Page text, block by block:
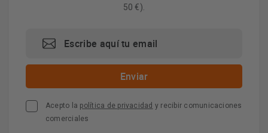
50 €).
Acepto la política de privacidad y recibir comunicaciones
comerciales